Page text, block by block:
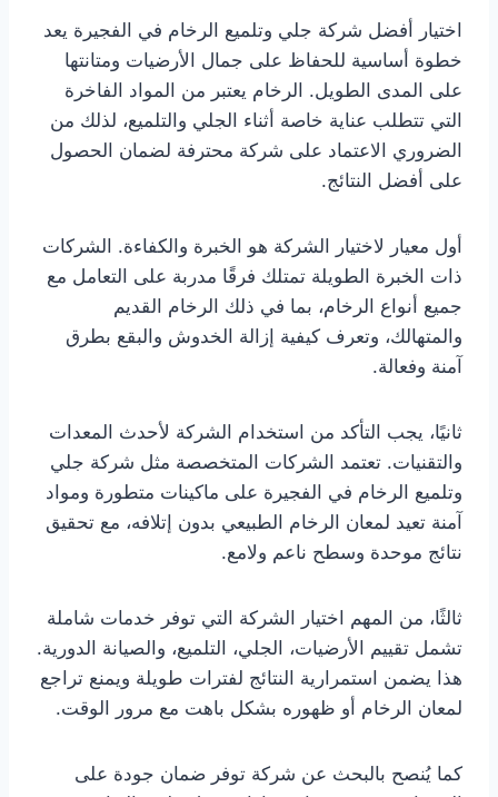
اختيار أفضل شركة جلي وتلميع الرخام في الفجيرة يعد
خطوة أساسية للحفاظ على جمال الأرضيات ومتانتها
على المدى الطويل. الرخام يعتبر من المواد الفاخرة
التي تتطلب عناية خاصة أثناء الجلي والتلميع، لذلك من
الضروري الاعتماد على شركة محترفة لضمان الحصول
على أفضل النتائج.
أول معيار لاختيار الشركة هو الخبرة والكفاءة. الشركات
ذات الخبرة الطويلة تمتلك فرقًا مدربة على التعامل مع
جميع أنواع الرخام، بما في ذلك الرخام القديم
والمتهالك، وتعرف كيفية إزالة الخدوش والبقع بطرق
آمنة وفعالة.
ثانيًا، يجب التأكد من استخدام الشركة لأحدث المعدات
والتقنيات. تعتمد الشركات المتخصصة مثل شركة جلي
وتلميع الرخام في الفجيرة على ماكينات متطورة ومواد
آمنة تعيد لمعان الرخام الطبيعي بدون إتلافه، مع تحقيق
نتائج موحدة وسطح ناعم ولامع.
ثالثًا، من المهم اختيار الشركة التي توفر خدمات شاملة
تشمل تقييم الأرضيات، الجلي، التلميع، والصيانة الدورية.
هذا يضمن استمرارية النتائج لفترات طويلة ويمنع تراجع
لمعان الرخام أو ظهوره بشكل باهت مع مرور الوقت.
كما يُنصح بالبحث عن شركة توفر ضمان جودة على